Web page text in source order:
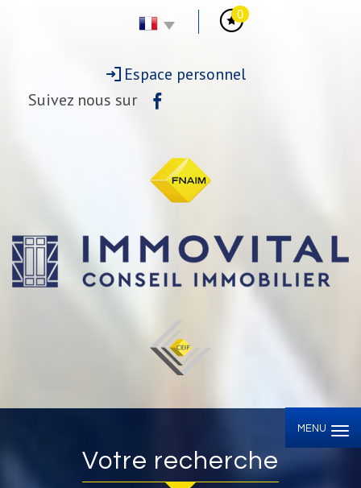
0
Espace personnel
Suivez nous sur
MENU
Votre recherche